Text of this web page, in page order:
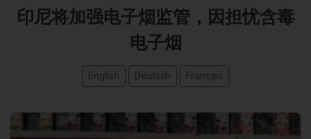
印尼将加强电子烟监管，因担忧含毒
电子烟
English Deutsch Français